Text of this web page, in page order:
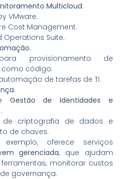
Multicloud:
VMware.
Cost Management.
Operations Suite.
:
provisionamento de
como código.
de tarefas de TI.
:
Gestão de Identidades e
.
de criptografia de dados e
de chaves.
oferece serviços
gerenciada, que ajudam
monitorar custos
governança.